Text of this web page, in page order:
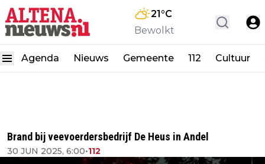
21°C
Bewolkt
Agenda Nieuws Gemeente 112 Cultuur
Brand bij veevoerdersbedrijf De Heus in Andel
30 JUN 2025, 6:00•112